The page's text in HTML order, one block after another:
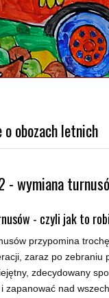
obozach letnich
- wymiana
- czyli jak to
przypomina
zaraz po zebraniu
zdecydowany
zapanować nad